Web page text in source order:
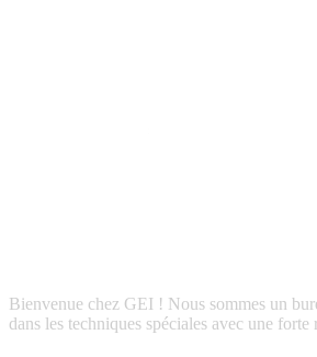
Bienvenue chez GEI ! Nous sommes un
dans les techniques spéciales avec une